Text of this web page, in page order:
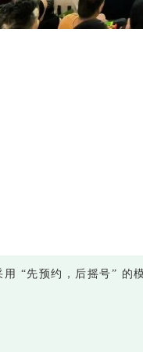
用 “先预约，后摇号” 的